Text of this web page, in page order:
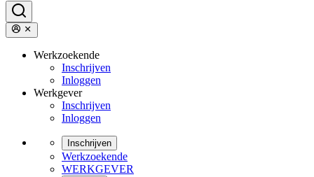
Werkzoekende
Inschrijven
Inloggen
Werkgever
Inschrijven
Inloggen
Inschrijven
Werkzoekende
WERKGEVER